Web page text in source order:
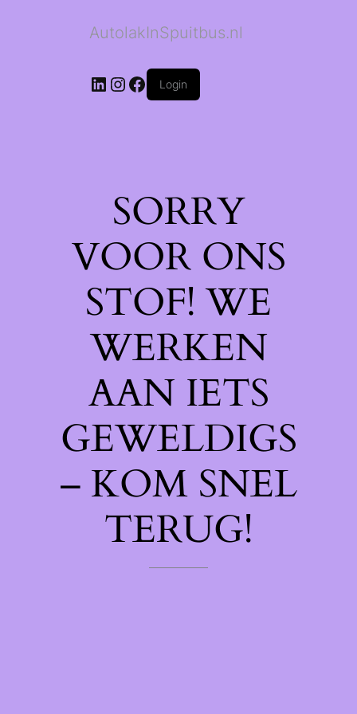
AutolakInSpuitbus.nl
LinkedIn
Instagram
Facebook
Login
SORRY
VOOR ONS
STOF! WE
WERKEN
AAN IETS
GEWELDIGS
– KOM SNEL
TERUG!